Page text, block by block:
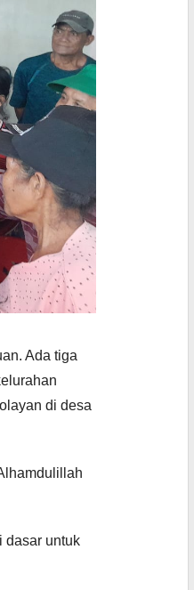
Ada tiga
di desa
dasar untuk